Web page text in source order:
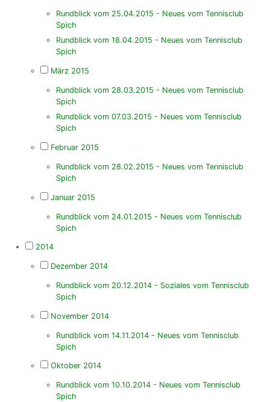
Rundblick vom 25.04.2015 - Neues vom Tennisclub
Spich
Rundblick vom 18.04.2015 - Neues vom Tennisclub
Spich
März 2015
Rundblick vom 28.03.2015 - Neues vom Tennisclub
Spich
Rundblick vom 07.03.2015 - Neues vom Tennisclub
Spich
Februar 2015
Rundblick vom 28.02.2015 - Neues vom Tennisclub
Spich
Januar 2015
Rundblick vom 24.01.2015 - Neues vom Tennisclub
Spich
2014
Dezember 2014
Rundblick vom 20.12.2014 - Soziales vom Tennisclub
Spich
November 2014
Rundblick vom 14.11.2014 - Neues vom Tennisclub
Spich
Oktober 2014
Rundblick vom 10.10.2014 - Neues vom Tennisclub
Spich